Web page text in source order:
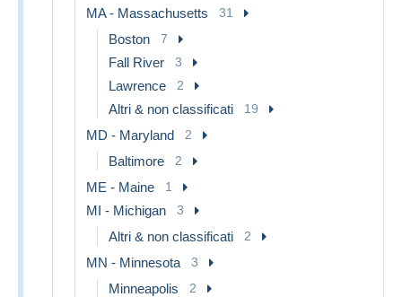
MA - Massachusetts 31
Boston 7
Fall River 3
Lawrence 2
Altri & non classificati 19
MD - Maryland 2
Baltimore 2
ME - Maine 1
MI - Michigan 3
Altri & non classificati 2
MN - Minnesota 3
Minneapolis 2